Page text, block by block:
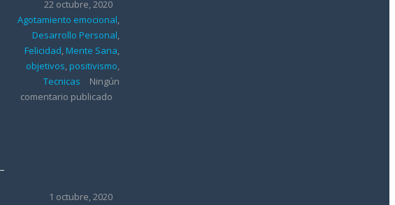
22 octubre, 2020
Agotamiento emocional,
Desarrollo Personal,
Felicidad, Mente Sana,
objetivos, positivismo,
Tecnicas
Ningún
comentario publicado
1 octubre, 2020